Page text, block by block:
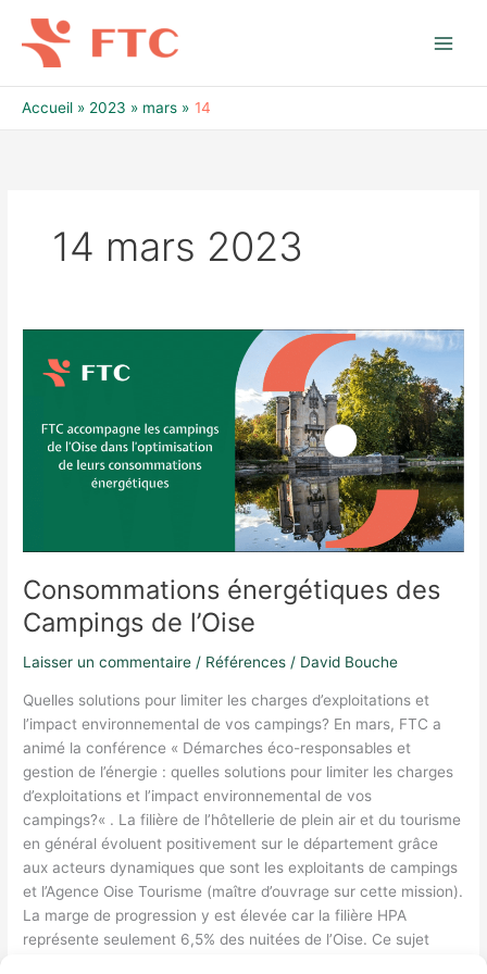
contenu
Accueil 2023 mars 14
14 mars 2023
Consommations énergétiques des
Campings de l’Oise
Laisser un commentaire / Références / David Bouche
Quelles solutions pour limiter les charges d’exploitations et
l’impact environnemental de vos campings? En mars, FTC a
animé la conférence « Démarches éco-responsables et
gestion de l’énergie : quelles solutions pour limiter les charges
d’exploitations et l’impact environnemental de vos
campings?« . La filière de l’hôtellerie de plein air et du tourisme
en général évoluent positivement sur le département grâce
aux acteurs dynamiques que sont les exploitants de campings
et l’Agence Oise Tourisme (maître d’ouvrage sur cette mission).
La marge de progression y est élevée car la filière HPA
représente seulement 6,5% des nuitées de l’Oise. Ce sujet
énergétiques
l’Oise